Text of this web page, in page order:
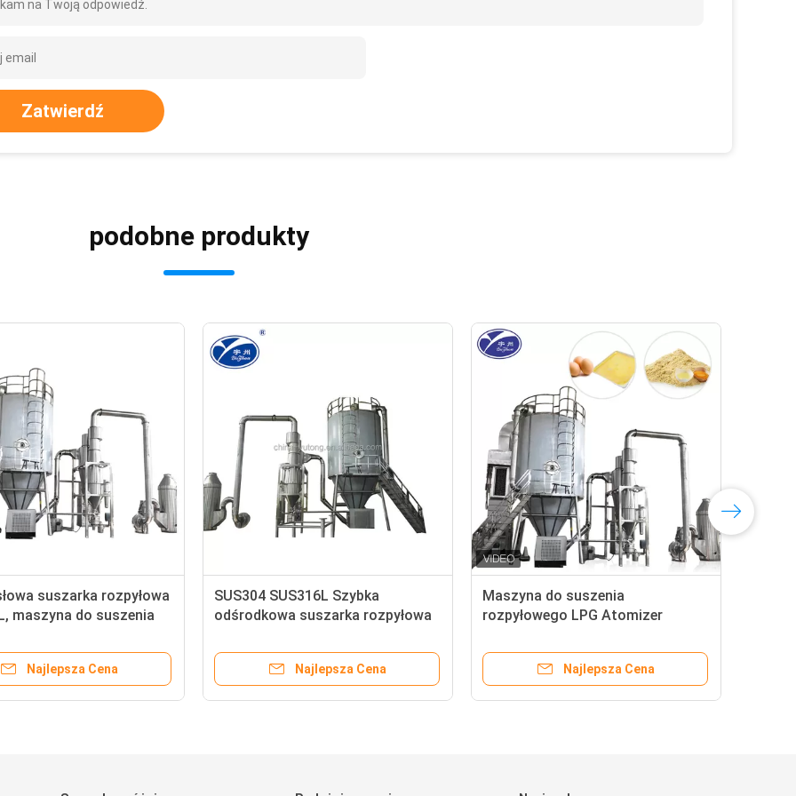
na Twoją odpowiedź.
Zatwierdź
podobne produkty
suszarka rozpyłowa
maszyna do suszenia
Najlepsza Cena
SUS304 SUS316L Szybka
odśrodkowa suszarka rozpyłowa
Najlepsza Cena
Maszyna do suszenia
rozpyłowego LPG Atomizer
Najlepsza Cena